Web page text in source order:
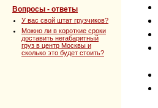
Вопросы - ответы
У вас свой штат грузчиков?
Можно ли в короткие сроки
доставить негабаритный
груз в центр Москвы и
сколько это будет стоить?